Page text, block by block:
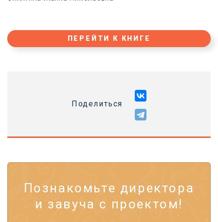
ПЕРЕЙТИ К КНИГЕ
Поделиться
Познакомьте директора
и завуча с проектом!